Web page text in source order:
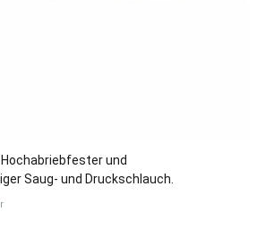
Hochabriebfester und
Saug- und Druckschlauch.